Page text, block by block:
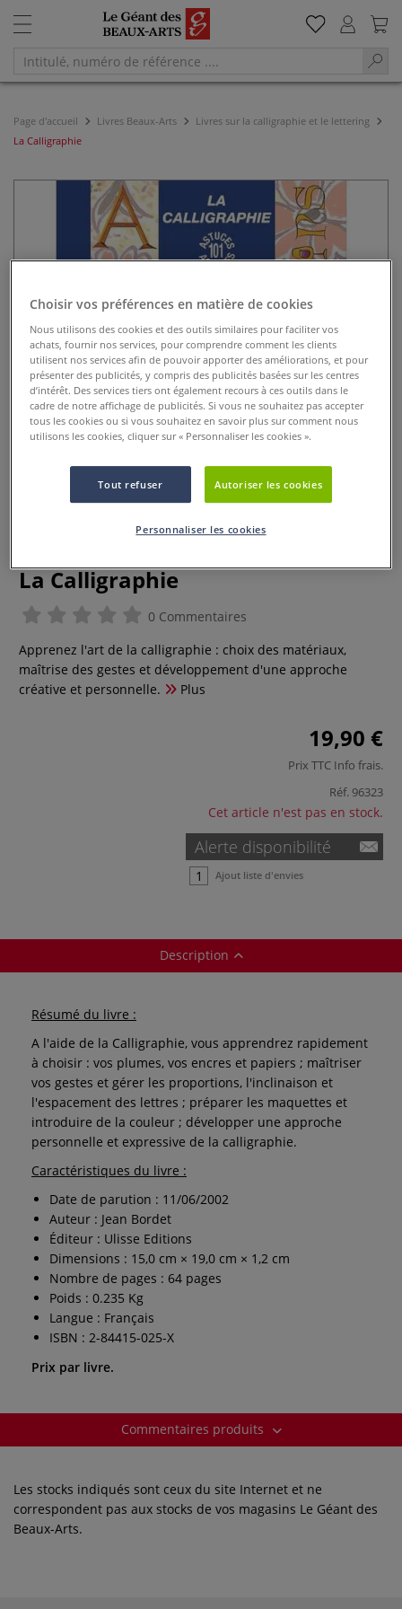
Page d'accueil Livres Beaux-Arts
Livres sur la calligraphie et le lettering
La Calligraphie
La Calligraphie
0 Commentaires
Apprenez l'art de la calligraphie : choix des matériaux,
maîtrise des gestes et développement d'une approche
créative et personnelle.
Plus
19,90 €
Prix TTC Info frais.
Réf. 96323
Cet article n'est pas en stock.
Alerte disponibilité
Ajout liste d'envies
Description
Résumé du livre :
A l'aide de la Calligraphie, vous apprendrez rapidement
à choisir : vos plumes, vos encres et papiers ; maîtriser
vos gestes et gérer les proportions, l'inclinaison et
l'espacement des lettres ; préparer les maquettes et
introduire de la couleur ; développer une approche
personnelle et expressive de la calligraphie.
Caractéristiques du livre :
Date de parution : 11/06/2002
Auteur : Jean Bordet
Éditeur : Ulisse Editions
Dimensions : 15,0 cm × 19,0 cm × 1,2 cm
Nombre de pages : 64 pages
Poids : 0.235 Kg
Langue : Français
ISBN : 2-84415-025-X
Prix par livre.
Commentaires produits
Les stocks indiqués sont ceux du site Internet et ne
correspondent pas aux stocks de vos magasins Le Géant des
Beaux-Arts.
Choisir vos préférences en matière de cookies
Nous utilisons des cookies et des outils similaires pour faciliter vos
achats, fournir nos services, pour comprendre comment les clients
utilisent nos services afin de pouvoir apporter des améliorations, et pour
présenter des publicités, y compris des publicités basées sur les centres
d’intérêt. Des services tiers ont également recours à ces outils dans le
cadre de notre affichage de publicités. Si vous ne souhaitez pas accepter
tous les cookies ou si vous souhaitez en savoir plus sur comment nous
utilisons les cookies, cliquer sur « Personnaliser les cookies ».
Tout refuser Autoriser les cookies
Personnaliser les cookies